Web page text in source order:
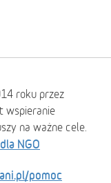
roku przez
wspieranie
na ważne cele.
NGO
pomoc